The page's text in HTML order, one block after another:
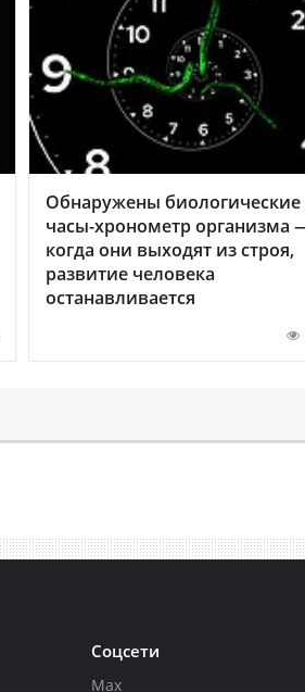
Обнаружены биологические
часы-хронометр организма
когда они выходят из строя,
развитие человека
останавливается
Соцсети
Max